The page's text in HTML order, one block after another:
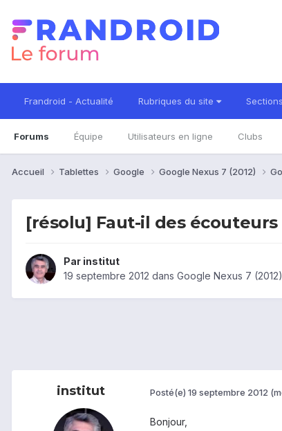
Frandroid - Actualité Rubriques du site
Forums Équipe Utilisateurs en ligne Clubs
Accueil Tablettes Google Google Nexus 7 (2012)
[résolu] Faut-il des
Par institut
19 septembre 2012 dans Google Nexus 7
institut Posté(e) 19 septembre 2012
Bonjour,